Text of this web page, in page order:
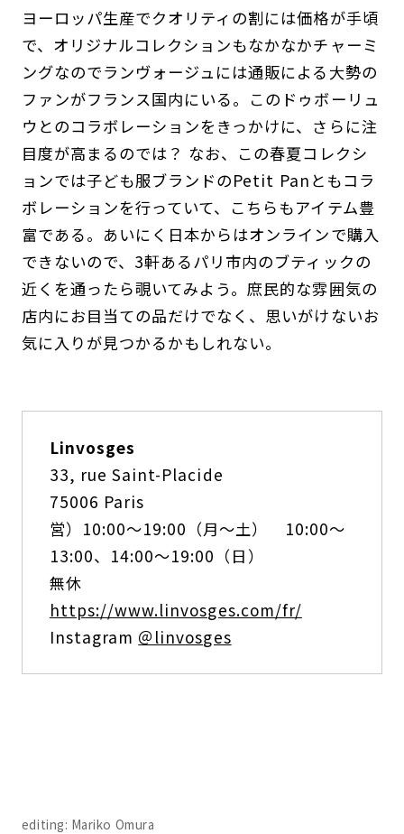
ヨーロッパ生産でクオリティの割には価格が手頃
で、オリジナルコレクションもなかなかチャーミ
ングなのでランヴォージュには通販による大勢の
ファンがフランス国内にいる。このドゥボーリュ
ウとのコラボレーションをきっかけに、さらに注
目度が高まるのでは？ なお、この春夏コレクシ
ョンでは子ども服ブランドのPetit Panともコラ
ボレーションを行っていて、こちらもアイテム豊
富である。あいにく日本からはオンラインで購入
できないので、3軒あるパリ市内のブティックの
近くを通ったら覗いてみよう。庶民的な雰囲気の
店内にお目当ての品だけでなく、思いがけないお
気に入りが見つかるかもしれない。
Linvosges
33, rue Saint-Placide
75006 Paris
営）10:00～19:00（月～土） 10:00～
13:00、14:00～19:00（日）
無休
https://www.linvosges.com/fr/
Instagram ＠linvosges
editing: Mariko Omura